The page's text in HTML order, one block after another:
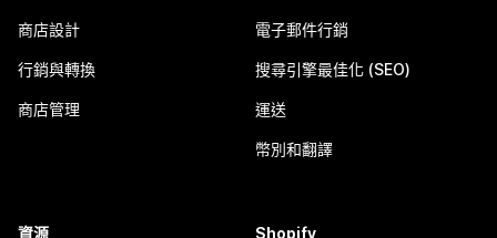
商店設計
行銷與轉換
商店管理
電子郵件行銷
搜尋引擎最佳化 (SEO)
運送
幣別和翻譯
資源 Shopify